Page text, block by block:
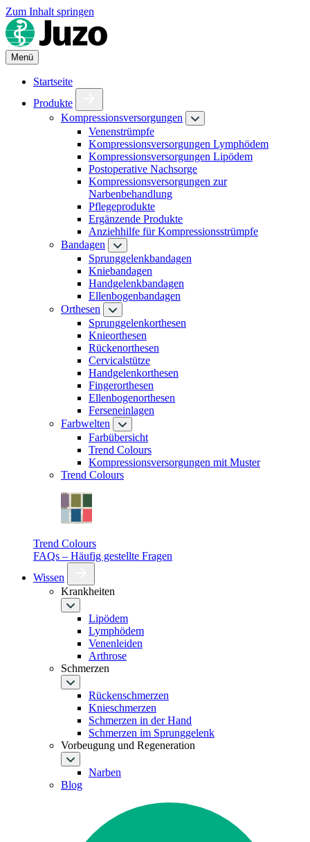
Zum Inhalt springen
Menü
Startseite
Produkte
Kompressionsversorgungen
Venenstrümpfe
Kompressionsversorgungen Lymphödem
Kompressionsversorgungen Lipödem
Postoperative Nachsorge
Kompressionsversorgungen zur
Narbenbehandlung
Pflegeprodukte
Ergänzende Produkte
Anziehhilfe für Kompressionsstrümpfe
Bandagen
Sprunggelenkbandagen
Kniebandagen
Handgelenkbandagen
Ellenbogenbandagen
Orthesen
Sprunggelenkorthesen
Knieorthesen
Rückenorthesen
Cervicalstütze
Handgelenkorthesen
Fingerorthesen
Ellenbogenorthesen
Ferseneinlagen
Farbwelten
Farbübersicht
Trend Colours
Kompressionsversorgungen mit Muster
Trend Colours
Trend Colours
FAQs – Häufig gestellte Fragen
Wissen
Krankheiten
Lipödem
Lymphödem
Venenleiden
Arthrose
Schmerzen
Rückenschmerzen
Knieschmerzen
Schmerzen in der Hand
Schmerzen im Sprunggelenk
Vorbeugung und Regeneration
Narben
Blog